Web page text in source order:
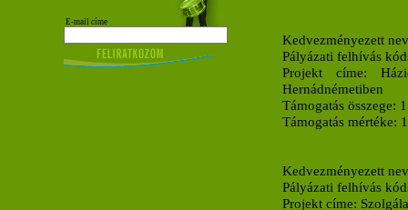
E-mail címe
Kedvezményezett
Pályázati felhívás
Projekt címe:
Hernádnémetiben
Támogatás összege:
Támogatás mértéke:
Kedvezményezett
Pályázati felhívás
Projekt címe: